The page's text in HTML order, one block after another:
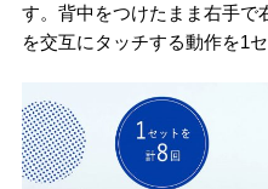
す。背中をつけたまま右手で
を交互にタッチする動作を1